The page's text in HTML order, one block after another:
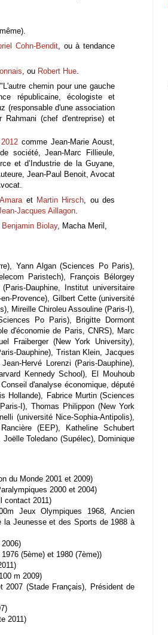
Cohn-Bendit , ou à tendance
, ou Robert Hue.
chemin pour une gauche
républicaine, écologiste et
(responsable d'une association
Rahmani (chef d'entreprise) et
comme Jean-Marie Aoust,
société, Jean-Marc Fillieule,
et d’Industrie de la Guyane,
Jean-Paul Benoit, Avocat
et Martin Hirsch , ou des
Jacques Aillagon
Benjamin Biolay, Macha Meril,
Yann Algan (Sciences Po Paris),
Paristech), François Bélorgey
Dauphine, Institut universitaire
Provence), Gilbert Cette (université
Mireille Chiroleu Assouline (Paris-I),
Po Paris), Brigitte Dormont
d'économie de Paris, CNRS), Marc
Fraiberger (New York University),
Dauphine), Tristan Klein, Jacques
Hervé Lorenzi (Paris-Dauphine),
Kennedy School), El Mouhoub
d'analyse économique, député
Hollande), Fabrice Murtin (Sciences
I), Thomas Philippon (New York
(université Nice-Sophia-Antipolis),
(EEP), Katheline Schubert
Toledano (Supélec), Dominique
du Monde 2001 et 2009)
2000 et 2004)
contact 2011)
Jeux Olympiques 1968, Ancien
Jeunesse et des Sports de 1988 à
(5ème) et 1980 (7ème))
m 2009)
2007 (Stade Français), Président de
2011)